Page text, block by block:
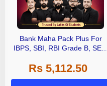
Bank Maha Pack Plus For
IBPS, SBI, RBI Grade B, SEBI
Other Grade A & Grade B Bank
Exams
Rs 5,112.50